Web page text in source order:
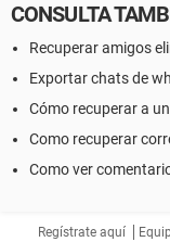
CONSULTA
Recuperar amigos
Exportar chats de
Cómo recuperar a
Como recuperar
Como ver
Regístrate aquí